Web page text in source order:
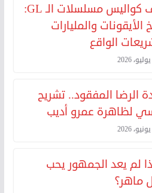
خلف كواليس مسلسلات الـ GL:
الأيقونات والمليارات
الواقع
الرضا المفقود.. تشريح
لظاهرة عمرو أديب
لم يعد الجمهور يحب
ماهر؟